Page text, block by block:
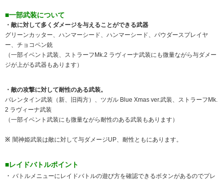
■一部武装について
・敵に対して多くダメージを与えることができる武器
グリーンカッター、ハンマーシード、ハンマーシード、パウダースプレイヤ
ー、チョコペン銃
（一部イベント武装、ストラーフMk.2 ラヴィーナ武装にも微量ながら与ダメー
ジが上がる武器もあります）
・敵の攻撃に対して耐性のある武装。
バレンタイン武装（新、旧両方）、ツガル Blue Xmas ver.武装、ストラーフMk.
2 ラヴィーナ武装
（一部イベント武装にも微量ながら耐性のある武装もあります）
闇神姫武装は敵に対して与ダメージUP、耐性ともにあります。
■レイドバトルポイント
バトルメニューにレイドバトルの遊び方を確認できるボタンがあるのでプレ